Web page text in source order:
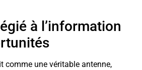
à l’information
comme une véritable antenne,